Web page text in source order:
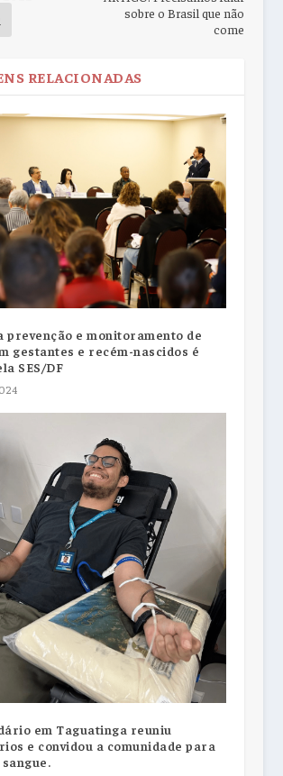
sobre o Brasil que não
come
RELACIONADAS
prevenção e monitoramento de
gestantes e recém-nascidos é
SES/DF
em Taguatinga reuniu
e convidou a comunidade para